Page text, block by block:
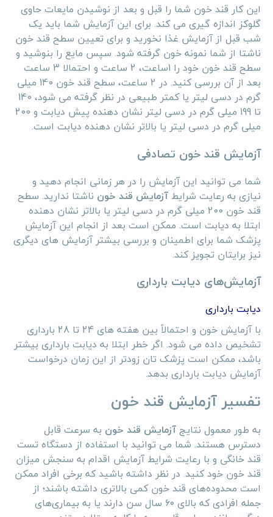
این کار قند خون شما را قبل و بعد از نوشیدن مایعات حاوی
گلوکز اندازه گیری می کند. برای این آزمایش شما باید یک
شب قبل از آزمایش غذا نخورید و برای تعیین سطح قند خون
ناشتا از شما نمونه خون گرفته شود. سپس مایع را بنوشید و
سطح قند خون خود را 1ساعت، 2 ساعت و احتمالا 3 ساعت
بعد از آن بررسی کنید. در 2 ساعت، سطح قند خون 140 میلی
گرم در دسی لیتر یا کمتر طبیعی در نظر گرفته می شود، 140
تا 199 میلی گرم در دسی لیتر نشان دهنده پیش دیابت و 200
میلی گرم در دسی لیتر یا بالاتر نشان دهنده دیابت است.
آزمایش قند خون تصادفی
شما می توانید این آزمایش را در هر زمانی انجام دهید و
نیازی به رعایت شرایط آزمایش قند خون ناشتا ندارید. سطح
قند خون 200 میلی گرم در دسی لیتر یا بالاتر نشان دهنده
ابتلا به دیابت است. ممکن است بعد از انجام این آزمایش
پزشک شما برای اطمینان و بررسی بیشتر آزمایش های دیگری
نیز برایتان تجویز کند.
آزمایش‌های دیابت بارداری
دیابت بارداری
با آزمایش خون و احتمالاً بین هفته های 24 تا 28 بارداری
تشخیص داده می شود. اگر خطر ابتلا به دیابت بارداری بیشتر
باشد، ممکن است پزشک تان زودتر از این زمان درخواست
آزمایش دیابت بارداری بدهد.
تفسیر آزمایش قند خون
به طور معمول نتایجآزمایش قند خون به سرعت قابل
دسترس هستند. شما می توانید با استفاده از دستگاه تست
قند خانگی و با رعایت شرایط آزمایش اقدام به سنجش میزان
قند خون خود کنید. در نظر داشته باشید که برخی افراد ممکن
است محدوده‌های قند خون کمی بالاتری داشته باشند؛ از
جمله افرادی که بالای ۶۰ سال سن دارند یا به بیماری‌های